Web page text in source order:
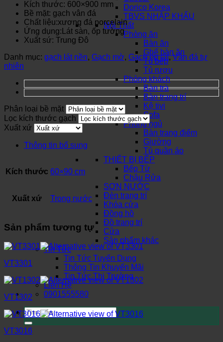
Dorico Korea
TBVS NHẬP KHẨU
Nội Thất
Phòng ăn
Bàn ăn
Ghế bàn ăn
Tủ bếp
Tủ rượu
Phòng khách
Bàn trà
Bàn trang trí
Kệ tivi
Sofa
Phòng ngủ
Bàn trang điểm
Giường
Tủ quần áo
THIẾT BỊ BẾP
Bếp Từ
Chậu Rửa
SƠN NƯỚC
Đèn trang trí
Khóa cửa
Đồng hồ
Đồ trang trí
Cửa
Sản phẩm khác
Tin Tức
Tin Tức Tuyển Dụng
Thông Tin Khuyến Mãi
Tin Tức Thị Trường
Liên Hệ
0901555580
Tìm
kiếm:
Kích thước: 600×900 mm
Bề mặt: gạch vân đá
Chất liệu:xương đá porcelain
Ứng dụng:Lát sàn, ốp tường
Xuất sứ: Trung Đô
Danh mục: gạch lát nền, Gạch mờ, Gạch ốp lát,Vân đá tự
nhiên
Phân loại bề mặt
Lọc kích thước gạch
Xuất xứ
Thông tin bổ sung
Kích thước 60×90 cm
Xuất xứ Trong nước
Sản phẩm tương tự
VT3301
VT1302
VT3016